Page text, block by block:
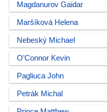
Magdanurov Gaidar
Maršíková Helena
Nebeský Michael
O’Connor Kevin
Pagliuca John
Petrák Michal